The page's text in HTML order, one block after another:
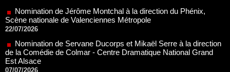
Nomination de Servane Ducorps et Mikaël Serre à la direction
de la Comédie de Colmar - Centre Dramatique National Grand
07/07/2026
Thomas Jolly et Laëtitia Guédon nommés à la direction du
TNP